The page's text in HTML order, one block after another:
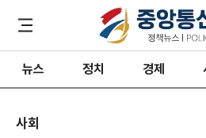
뉴스 정치 경제
사회